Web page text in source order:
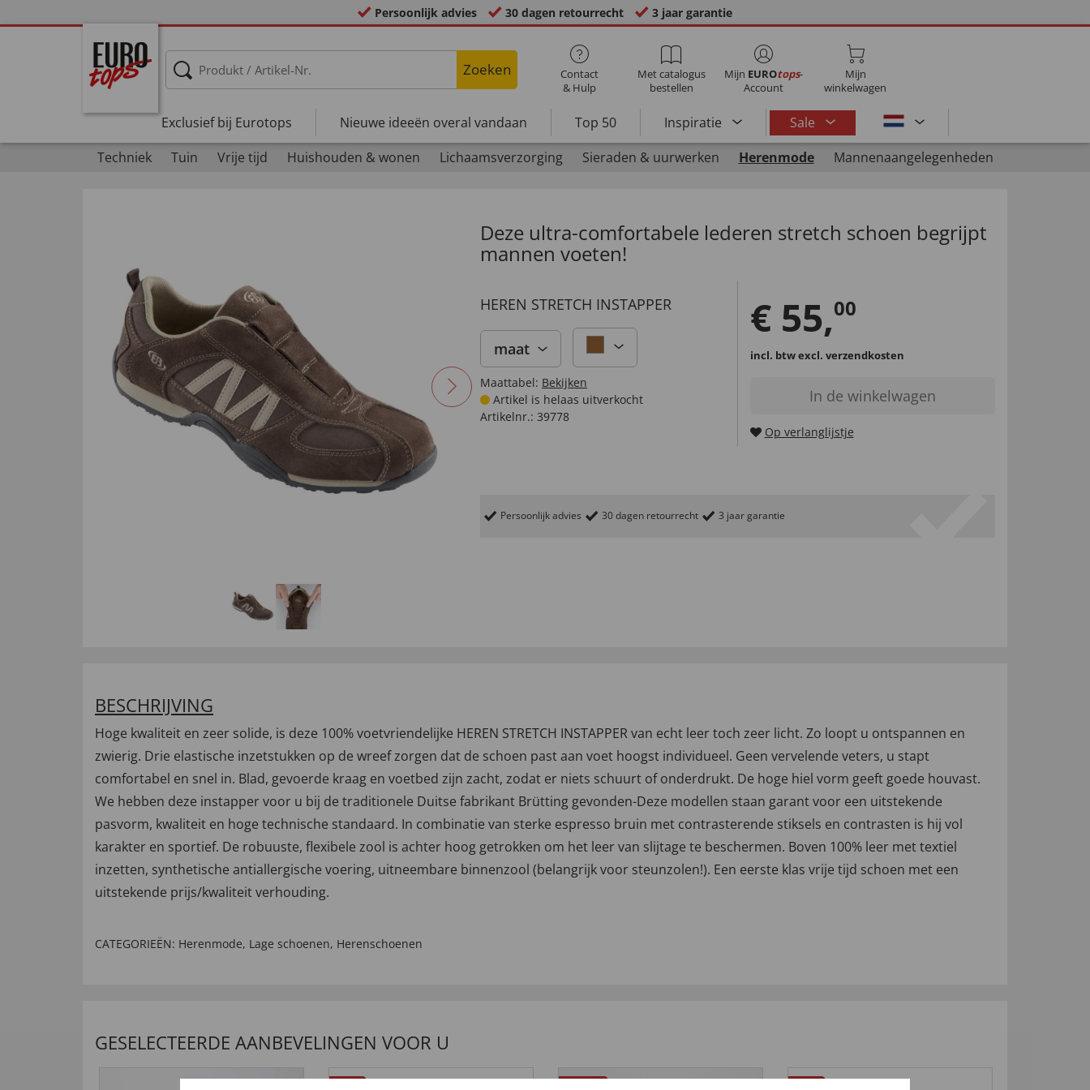
Persoonlijk advies 30 dagen retourrecht 3 jaar garantie
Zoeken
Contact
& Hulp
Met catalogus
bestellen
Mijn EUROtops-
Account
Mijn
winkelwagen
Exclusief bij Eurotops Nieuwe ideeën overal vandaan Top 50 Inspiratie
Sale
Techniek
Tuin Vrije tijd Huishouden & wonen Lichaamsverzorging Sieraden & uurwerken Herenmode Mannenaangelegenheden
Deze ultra-comfortabele lederen stretch schoen begrijpt
mannen voeten!
HEREN STRETCH INSTAPPER
maat
Maattabel: Bekijken
Artikel is helaas uitverkocht
Artikelnr.: 39778
€ 55,00
incl. btwexcl. verzendkosten
In de winkelwagen
Op verlanglijstje
Persoonlijk advies 30 dagen retourrecht 3 jaar garantie
BESCHRIJVING
Hoge kwaliteit en zeer solide, is deze 100% voetvriendelijke HEREN STRETCH INSTAPPER van echt leer toch zeer licht. Zo loopt u ontspannen en
zwierig. Drie elastische inzetstukken op de wreef zorgen dat de schoen past aan voet hoogst individueel. Geen vervelende veters, u stapt
comfortabel en snel in. Blad, gevoerde kraag en voetbed zijn zacht, zodat er niets schuurt of onderdrukt. De hoge hiel vorm geeft goede houvast.
We hebben deze instapper voor u bij de traditionele Duitse fabrikant Brütting gevonden-Deze modellen staan garant voor een uitstekende
pasvorm, kwaliteit en hoge technische standaard. In combinatie van sterke espresso bruin met contrasterende stiksels en contrasten is hij vol
karakter en sportief. De robuuste, flexibele zool is achter hoog getrokken om het leer van slijtage te beschermen. Boven 100% leer met textiel
inzetten, synthetische antiallergische voering, uitneembare binnenzool (belangrijk voor steunzolen!). Een eerste klas vrije tijd schoen met een
uitstekende prijs/kwaliteit verhouding.
CATEGORIEËN: Herenmode, Lage schoenen, Herenschoenen
GESELECTEERDE AANBEVELINGEN VOOR U